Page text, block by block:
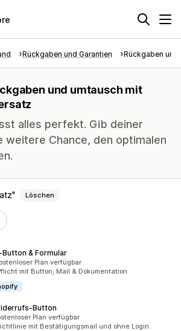
Rückgaben und Garantien Rückgaben und
und umtausch mit
alles perfekt. Gib deiner
weitere Chance, den optimalen
Löschen
& Formular
insgesamtPlan verfügbar
mit Button, Mail & Dokumentation
insgesamtPlan verfügbar
mit Bestätigungsmail und ohne Login.